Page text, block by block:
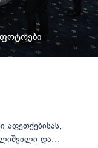
აფეთქებისას,
და...